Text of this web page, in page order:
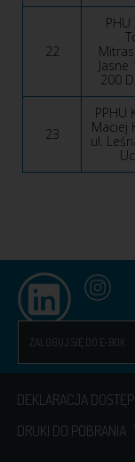
22
PHU
Jasne
200
23
PPHU
Maciej
ul.
ZALOGUJ SIĘ DO E-BOK
DEKLARACJA
DRUKI DO POBRANIA